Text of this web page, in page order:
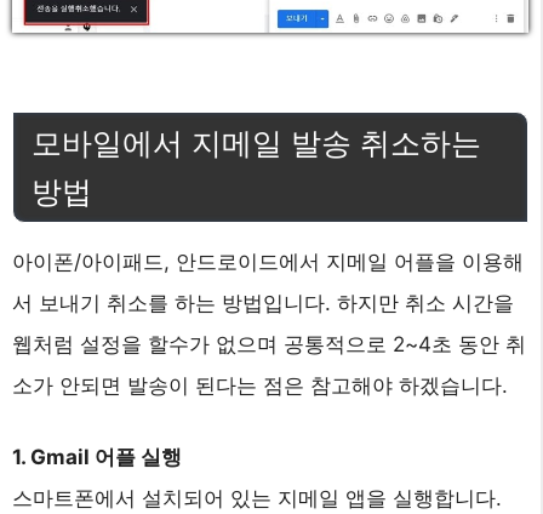
모바일에서 지메일 발송 취소하는
방법
아이폰/아이패드, 안드로이드에서 지메일 어플을 이용해
서 보내기 취소를 하는 방법입니다. 하지만 취소 시간을
웹처럼 설정을 할수가 없으며 공통적으로 2~4초 동안 취
소가 안되면 발송이 된다는 점은 참고해야 하겠습니다.
1. Gmail 어플 실행
스마트폰에서 설치되어 있는 지메일 앱을 실행합니다.